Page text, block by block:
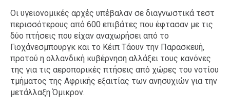
Σχέσεις
AGENDA
Agenda
Επιλογές
Οι υγειονομικές αρχές υπέβαλαν σε διαγνωστικά τεστ
περισσότερους από 600 επιβάτες που έφτασαν με τις
δύο πτήσεις που είχαν αναχωρήσει από το
Γιοχάνεσμπουργκ και το Κέιπ Τάουν την Παρασκευή,
προτού η ολλανδική κυβέρνηση αλλάξει τους κανόνες
της για τις αεροπορικές πτήσεις από χώρες του νοτίου
τμήματος της Αφρικής εξαιτίας των ανησυχιών για την
μετάλλαξη Όμικρον.